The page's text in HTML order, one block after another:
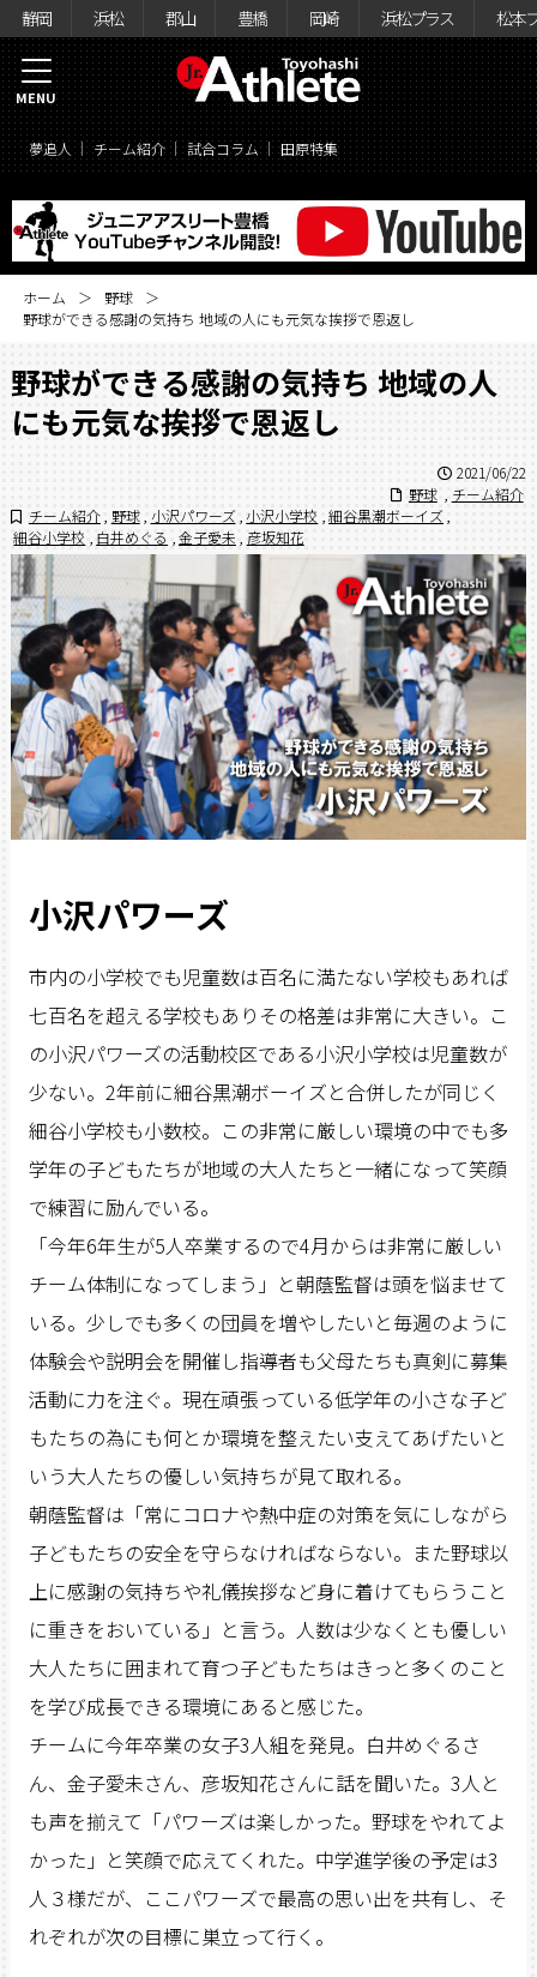
静岡 浜松 郡山 豊橋 岡崎 浜松プラス 松本
夢追人 チーム紹介 試合コラム 田原特集
MENU
ホーム
野球
野球ができる感謝の気持ち 地域の人にも元気な挨拶で恩返し
野球ができる感謝の気持ち 地域の人
にも元気な挨拶で恩返し
2021/06/22
野球
チーム紹介
チーム紹介 野球 小沢パワーズ 小沢小学校 細谷黒潮ボーイズ
細谷小学校
白井めぐる 金子愛未 彦坂知花
小沢パワーズ
市内の小学校でも児童数は百名に満たない学校もあれば
七百名を超える学校もありその格差は非常に大きい。こ
の小沢パワーズの活動校区である小沢小学校は児童数が
少ない。2年前に細谷黒潮ボーイズと合併したが同じく
細谷小学校も小数校。この非常に厳しい環境の中でも多
学年の子どもたちが地域の大人たちと一緒になって笑顔
で練習に励んでいる。
「今年6年生が5人卒業するので4月からは非常に厳しい
チーム体制になってしまう」と朝蔭監督は頭を悩ませて
いる。少しでも多くの団員を増やしたいと毎週のように
体験会や説明会を開催し指導者も父母たちも真剣に募集
活動に力を注ぐ。現在頑張っている低学年の小さな子ど
もたちの為にも何とか環境を整えたい支えてあげたいと
いう大人たちの優しい気持ちが見て取れる。
朝蔭監督は「常にコロナや熱中症の対策を気にしながら
子どもたちの安全を守らなければならない。また野球以
上に感謝の気持ちや礼儀挨拶など身に着けてもらうこと
に重きをおいている」と言う。人数は少なくとも優しい
大人たちに囲まれて育つ子どもたちはきっと多くのこと
を学び成長できる環境にあると感じた。
チームに今年卒業の女子3人組を発見。白井めぐるさ
ん、金子愛未さん、彦坂知花さんに話を聞いた。3人と
も声を揃えて「パワーズは楽しかった。野球をやれてよ
かった」と笑顔で応えてくれた。中学進学後の予定は3
人３様だが、ここパワーズで最高の思い出を共有し、そ
れぞれが次の目標に巣立って行く。